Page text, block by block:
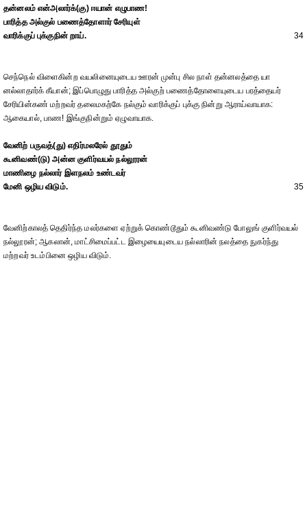
தன்னலம் என்அலார்க்(கு) ஈயான் எழுபாண!
பாரித்த அல்குல் பணைத்தோளார் சேரியுள்
வாரிக்குப் புக்குநின் றாய்.
34
செந்நெல் விளைகின்ற வயலினையுடைய ஊரன் முன்பு சில நாள் தன்னலத்தை யா
னல்லாதார்க் கீயான்; இப்பொழுது பாரித்த அல்குற் பணைத்தோளையுடைய பரத்தையர்
சேரியின்கண் மற்றவர் தலைமகற்கே நல்கும் வாரிக்குப் புக்கு நின்று ஆராய்வாயாக:
ஆகையால், பாண! இங்குநின்றும் ஏழுவாயாக.
வேனிற் பருவத்(து) எதிர்மலரேல் தூதும்
கூனிவண்(டு) அன்ன குளிர்வயல் நல்லூரன்
மாணிழை நல்லார் இளநலம் உண்டவர்
மேனி ஒழிய விடும்.
35
வேனிற்காலத் தெதிர்ந்த மலர்களை ஏற்றுக் கொண்டூதும் கூனிவண்டு போலுங் குளிர்வயல்
நல்லூரன்; ஆகலான், மாட்சிமைப்பட்ட இழையையுடைய நல்லாரின் நலத்தை நுகர்ந்து
மற்றவர் உடம்பினை ஒழிய விடும்.